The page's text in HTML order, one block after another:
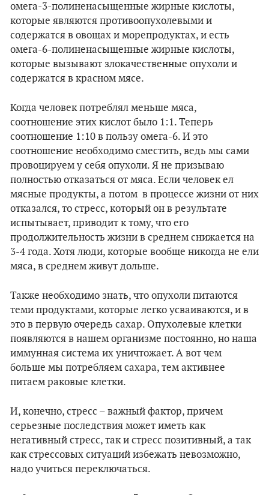
омега-3-полиненасыщенные жирные кислоты,
которые являются противоопухолевыми и
содержатся в овощах и морепродуктах, и есть
омега-6-полиненасыщенные жирные кислоты,
которые вызывают злокачественные опухоли и
содержатся в красном мясе.
Когда человек потреблял меньше мяса,
соотношение этих кислот было 1:1. Теперь
соотношение 1:10 в пользу омега-6. И это
соотношение необходимо сместить, ведь мы сами
провоцируем у себя опухоли. Я не призываю
полностью отказаться от мяса. Если человек ел
мясные продукты, а потом в процессе жизни от них
отказался, то стресс, который он в результате
испытывает, приводит к тому, что его
продолжительность жизни в среднем снижается на
3-4 года. Хотя люди, которые вообще никогда не ели
мяса, в среднем живут дольше.
Также необходимо знать, что опухоли питаются
теми продуктами, которые легко усваиваются, и в
это в первую очередь сахар. Опухолевые клетки
появляются в нашем организме постоянно, но наша
иммунная система их уничтожает. А вот чем
больше мы потребляем сахара, тем активнее
питаем раковые клетки.
И, конечно, стресс – важный фактор, причем
серьезные последствия может иметь как
негативный стресс, так и стресс позитивный, а так
как стрессовых ситуаций избежать невозможно,
надо учиться переключаться.